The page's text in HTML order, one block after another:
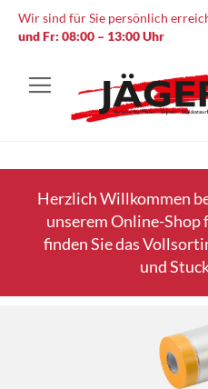
Wir sind für Sie persönlich
und Fr: 08:00 – 13:00 Uhr
Herzlich Willkommen
unserem Online-
finden Sie das
und